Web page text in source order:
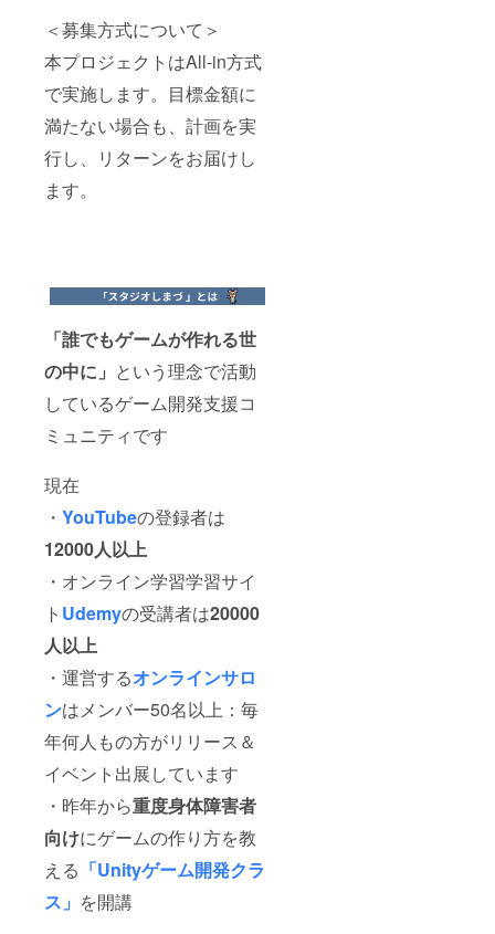
＜募集方式について＞
本プロジェクトはAll-in方式
で実施します。目標金額に
満たない場合も、計画を実
行し、リターンをお届けし
ます。
「誰でもゲームが作れる世
の中に」 という理念で活動
しているゲーム開発支援コ
ミュニティです
現在
・ YouTubeの登録者は
12000人以上
・オンライン学習学習サイ
ト Udemyの受講者は20000
人以上
・運営するオンラインサロ
ンはメンバー50名以上：毎
年何人もの方がリリース＆
イベント出展しています
・昨年から重度身体障害者
向けにゲームの作り方を教
える 「Unityゲーム開発クラ
ス」 を開講